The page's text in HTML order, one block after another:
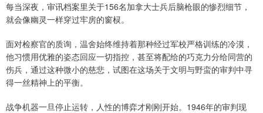
每当深夜，审讯档案里关于156名加拿大士兵后脑枪眼的惨烈细节，
就会像幽灵一样穿过牢房的窗棂。
面对检察官的质询，温舍始终维持着那种经过军校严格训练的冷漠，
他习惯用优雅的姿态回应一切指控，甚至将配给的巧克力分给同营的
伤兵，通过这种微小的慈悲，试图在这场关于文明与野蛮的审判中寻
得一丝精神上的平衡。
战争机器一旦停止运转，人性的博弈才刚刚开始。1946年的审判现